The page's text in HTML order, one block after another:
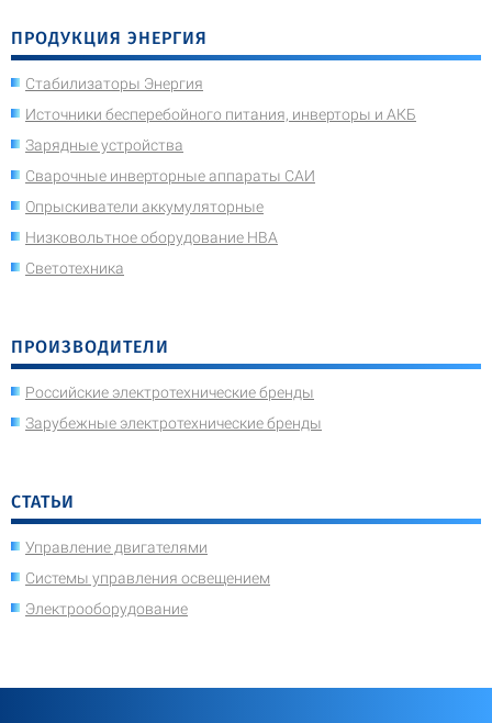
ПРОДУКЦИЯ ЭНЕРГИЯ
Стабилизаторы Энергия
Источники бесперебойного питания, инверторы и АКБ
Зарядные устройства
Сварочные инверторные аппараты САИ
Опрыскиватели аккумуляторные
Низковольтное оборудование НВА
Светотехника
ПРОИЗВОДИТЕЛИ
Российские электротехнические бренды
Зарубежные электротехнические бренды
СТАТЬИ
Управление двигателями
Системы управления освещением
Электрооборудование